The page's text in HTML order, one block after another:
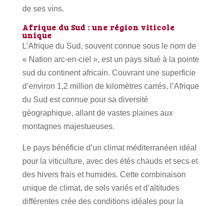
de ses vins.
Afrique du Sud : une région viticole
unique
L’Afrique du Sud, souvent connue sous le nom de
« Nation arc-en-ciel », est un pays situé à la pointe
sud du continent africain. Couvrant une superficie
d’environ 1,2 million de kilomètres carrés, l’Afrique
du Sud est connue pour sa diversité
géographique, allant de vastes plaines aux
montagnes majestueuses.
Le pays bénéficie d’un climat méditerranéen idéal
pour la viticulture, avec des étés chauds et secs et
des hivers frais et humides. Cette combinaison
unique de climat, de sols variés et d’altitudes
différentes crée des conditions idéales pour la